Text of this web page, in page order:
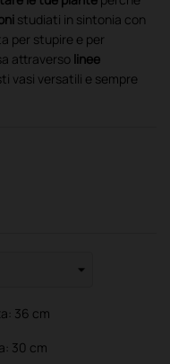
studiati in sintonia con
per stupire e per
attraverso linee
vasi versatili e sempre
36 cm
30 cm